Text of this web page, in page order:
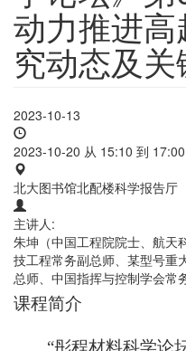
动力推进
究动态及
2023-10-13
2023-10-20 从 15:10 到 17:00
北大图书馆北配楼科学报告厅
主讲人:
朱坤（中国工程院院士、航天
技工程常务副总师、某型号重
总师、中国指挥与控制学会常
课程简介